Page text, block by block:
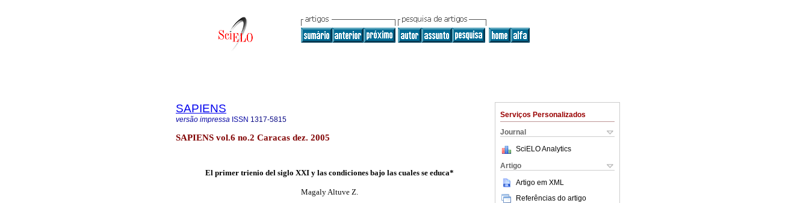
Serviços Personalizados
Journal
SciELO Analytics
Artigo
Artigo em XML
Referências do artigo
SAPIENS
versão impressa ISSN 1317-5815
SAPIENS vol.6 no.2 Caracas dez. 2005
El primer trienio del siglo XXI y las condiciones bajo las cuales se educa*
Magaly Altuve Z.